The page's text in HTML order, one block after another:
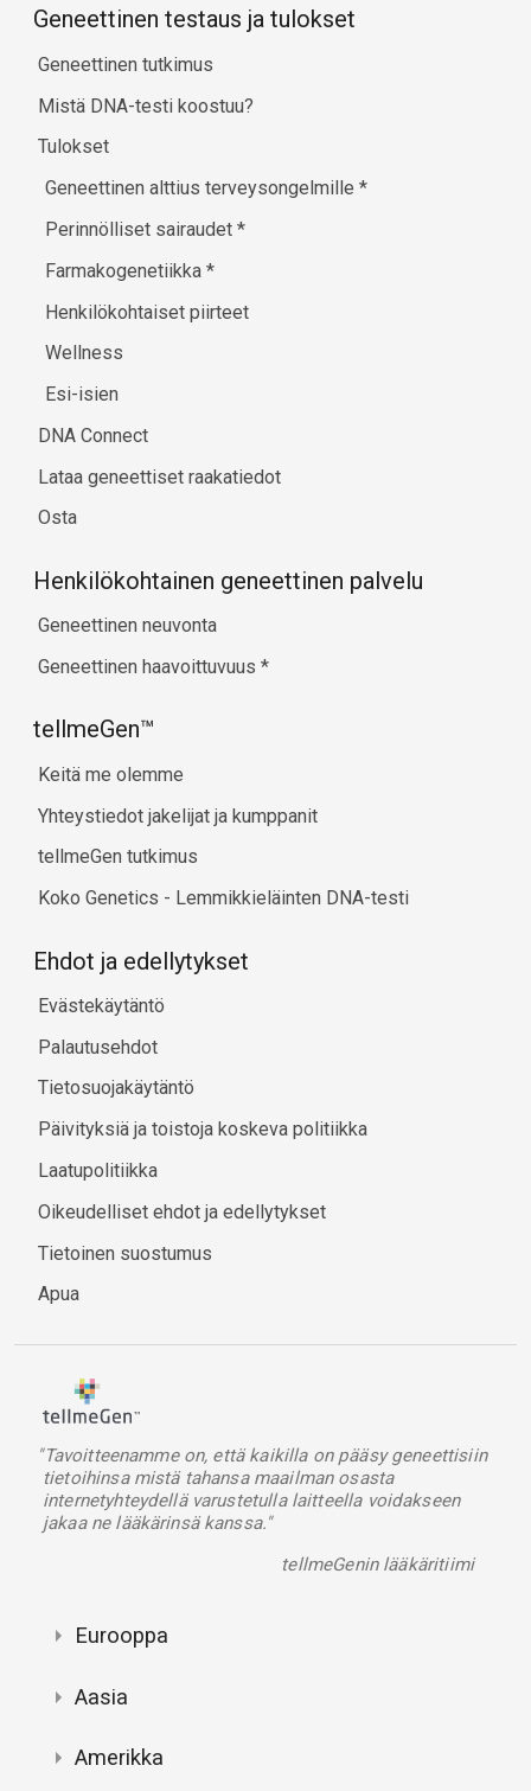
Geneettinen testaus ja tulokset
Geneettinen tutkimus
Mistä DNA-testi koostuu?
Tulokset
Geneettinen alttius terveysongelmille*
Perinnölliset sairaudet*
Farmakogenetiikka*
Henkilökohtaiset piirteet
Wellness
Esi-isien
DNA Connect
Lataa geneettiset raakatiedot
Osta
Henkilökohtainen geneettinen palvelu
Geneettinen neuvonta
Geneettinen haavoittuvuus *
tellmeGen™
Keitä me olemme
Yhteystiedot jakelijat ja kumppanit
tellmeGen tutkimus
Koko Genetics - Lemmikkieläinten DNA-testi
Ehdot ja edellytykset
Evästekäytäntö
Palautusehdot
Tietosuojakäytäntö
Päivityksiä ja toistoja koskeva politiikka
Laatupolitiikka
Oikeudelliset ehdot ja edellytykset
Tietoinen suostumus
Apua
"Tavoitteenamme on, että kaikilla on pääsy geneettisiin
tietoihinsa mistä tahansa maailman osasta
internetyhteydellä varustetulla laitteella voidakseen
jakaa ne lääkärinsä kanssa."
tellmeGenin lääkäritiimi
Eurooppa
Aasia
Amerikka